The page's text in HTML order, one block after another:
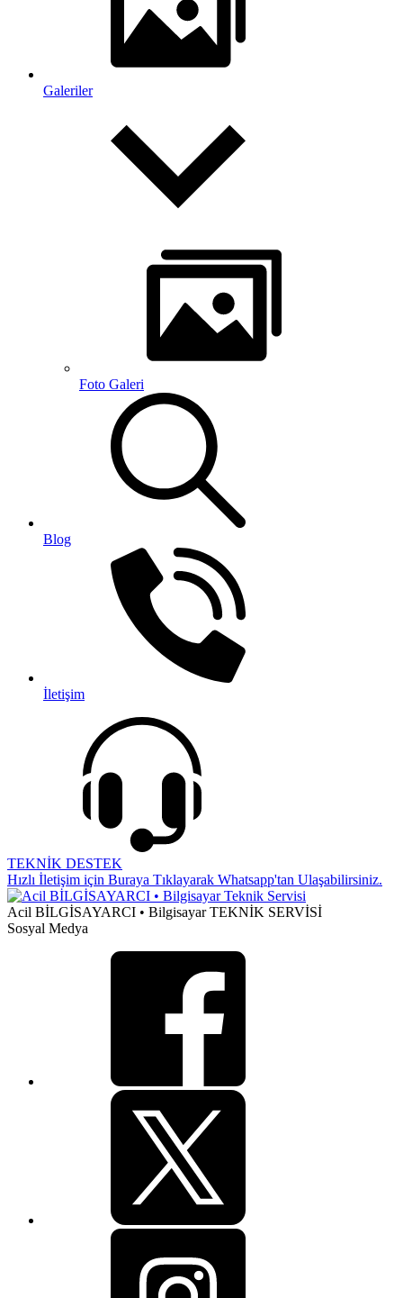
Galeriler
Foto Galeri
Blog
İletişim
TEKNİK DESTEK
Hızlı İletişim için Buraya Tıklayarak Whatsapp'tan Ulaşabilirsiniz.
Acil BİLGİSAYARCI • Bilgisayar TEKNİK SERVİSİ
Sosyal Medya